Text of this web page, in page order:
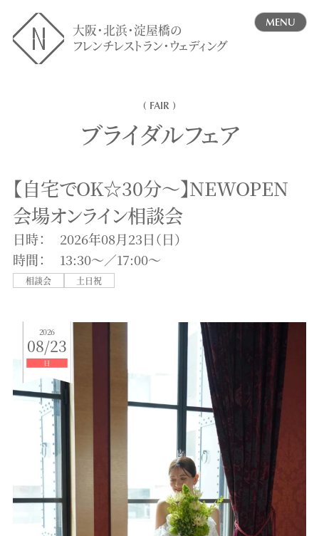
MENU
大阪・北浜・淀屋橋の
フレンチレストラン・ウェディング
( FAIR )
ブライダルフェア
【自宅でOK☆30分～】NEWOPEN
会場オンライン相談会
日時：
2026年08月23日（日）
時間：
13:30〜／17:00〜
相談会 土日祝
2026
08/23
日